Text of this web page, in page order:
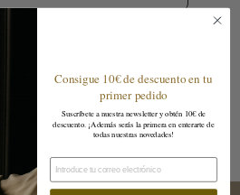
¡Envíamelo!
Consigue 10€ de descuento en tu
primer pedido
Suscríbete a nuestra newsletter y obtén 10€ de
descuento. ¡Además serás la primera en enterarte de
todas nuestras novedades!
Email